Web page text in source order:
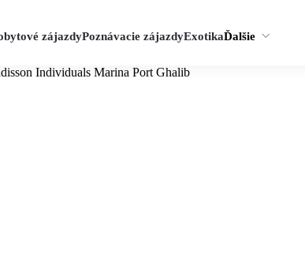
zájazdyPoznávacie zájazdyExotikaĎalšie
Individuals Marina Port Ghalib